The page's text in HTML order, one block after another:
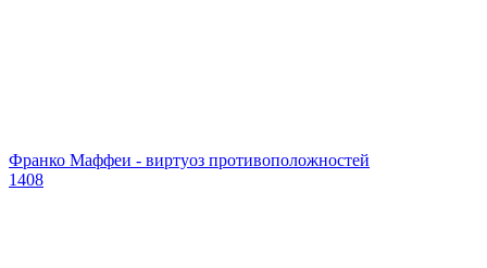
Франко Маффеи - виртуоз противоположностей
1408